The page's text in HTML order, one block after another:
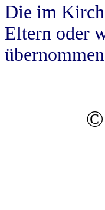
Die im
Eltern oder
©